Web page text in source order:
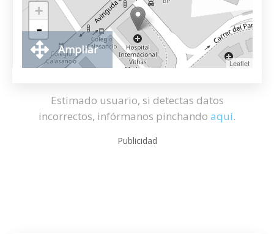
+
-
Leaflet
Ampliar
Estimado usuario, si detectas datos
incorrectos, infórmanos pinchando aquí.
Publicidad